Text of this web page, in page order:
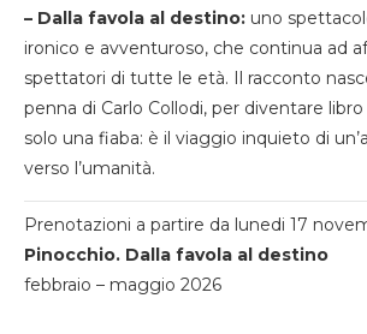
– Dalla favola al destino: uno
ironico e avventuroso, che continua ad
spettatori di tutte le età. Il racconto
penna di Carlo Collodi, per diventare
solo una fiaba: è il viaggio inquieto di
verso l’umanità.
Prenotazioni a partire da lunedi 17
Pinocchio. Dalla favola al destino
febbraio – maggio 2026